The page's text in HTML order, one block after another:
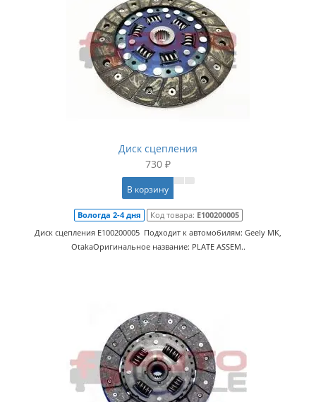
Диск сцепления
730 ₽
В корзину
Вологда 2-4 дня Код товара: E100200005
Диск сцепления E100200005 Подходит к автомобилям: Geely MK,
OtakaОригинальное название: PLATE ASSEM..